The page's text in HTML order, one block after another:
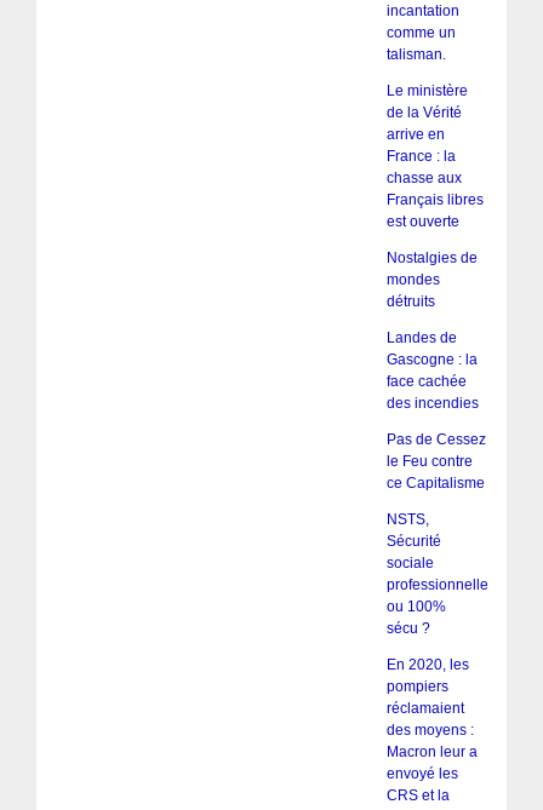
incantation
comme un
talisman.
Le ministère
de la Vérité
arrive en
France : la
chasse aux
Français libres
est ouverte
Nostalgies de
mondes
détruits
Landes de
Gascogne : la
face cachée
des incendies
Pas de Cessez
le Feu contre
ce Capitalisme
NSTS,
Sécurité
sociale
professionnelle
ou 100%
sécu ?
En 2020, les
pompiers
réclamaient
des moyens :
Macron leur a
envoyé les
CRS et la